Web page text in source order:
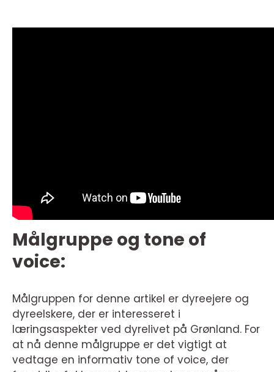
Målgruppe og tone of
voice:
Målgruppen for denne artikel er dyreejere og
dyreelskere, der er interesseret i
læringsaspekter ved dyrelivet på Grønland. For
at nå denne målgruppe er det vigtigt at
vedtage en informativ tone of voice, der